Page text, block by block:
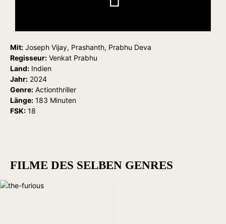
Mit: Joseph Vijay, Prashanth, Prabhu Deva
Regisseur: Venkat Prabhu
Land: Indien
Jahr: 2024
Genre: Actionthriller
Länge: 183 Minuten
FSK: 18
FILME DES SELBEN GENRES